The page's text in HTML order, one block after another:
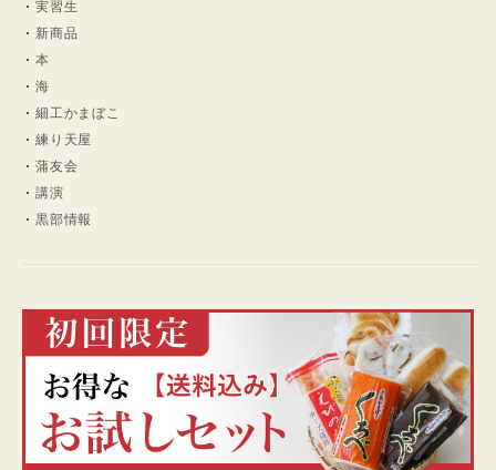
実習生
新商品
本
海
細工かまぼこ
練り天屋
蒲友会
講演
黒部情報